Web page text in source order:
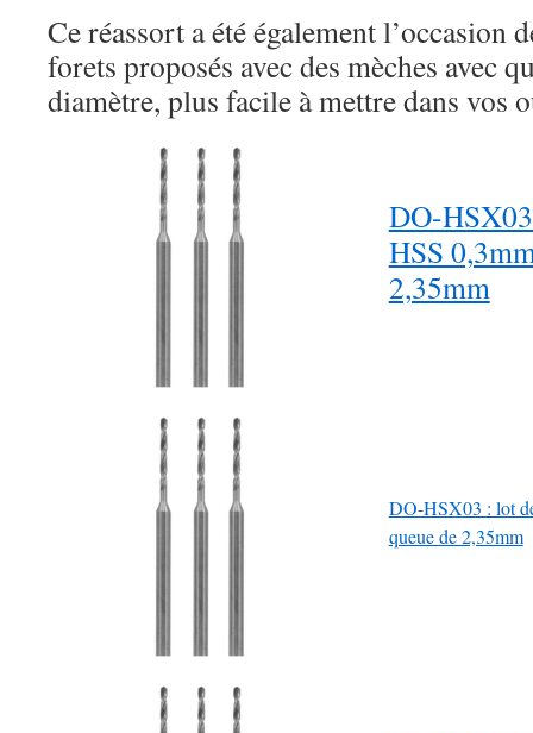
Ce réassort a été également l’occasion
forets proposés avec des mèches avec
diamètre, plus facile à mettre dans vos
DO-
HSS
2,35mm
DO-HSX03 : lot
queue de 2,35mm